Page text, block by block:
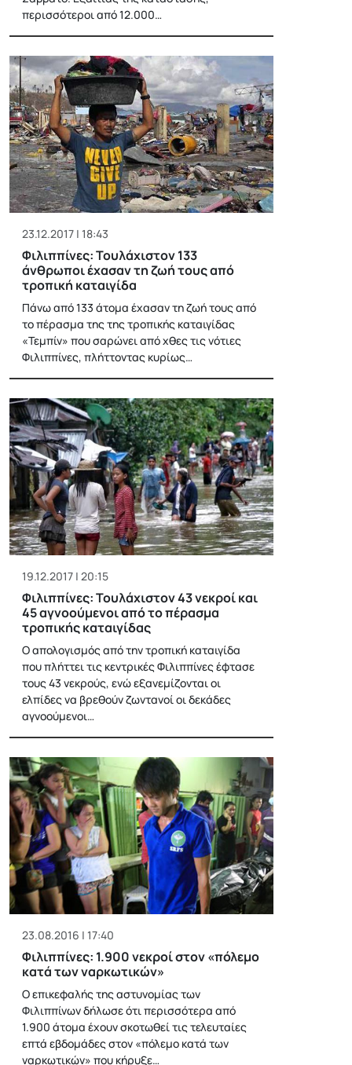
περισσότεροι από 12.000…
23.12.2017 | 18:43
Φιλιππίνες: Τουλάχιστον 133
άνθρωποι έχασαν τη ζωή τους από
τροπική καταιγίδα
Πάνω από 133 άτομα έχασαν τη ζωή τους από
το πέρασμα της της τροπικής καταιγίδας
«Τεμπίν» που σαρώνει από χθες τις νότιες
Φιλιππίνες, πλήττοντας κυρίως…
19.12.2017 | 20:15
Φιλιππίνες: Τουλάχιστον 43 νεκροί και
45 αγνοούμενοι από το πέρασμα
τροπικής καταιγίδας
Ο απολογισμός από την τροπική καταιγίδα
που πλήττει τις κεντρικές Φιλιππίνες έφτασε
τους 43 νεκρούς, ενώ εξανεμίζονται οι
ελπίδες να βρεθούν ζωντανοί οι δεκάδες
αγνοούμενοι…
23.08.2016 | 17:40
Φιλιππίνες: 1.900 νεκροί στον «πόλεμο
κατά των ναρκωτικών»
Ο επικεφαλής της αστυνομίας των
Φιλιππίνων δήλωσε ότι περισσότερα από
1.900 άτομα έχουν σκοτωθεί τις τελευταίες
επτά εβδομάδες στον «πόλεμο κατά των
ναρκωτικών» που κήρυξε…